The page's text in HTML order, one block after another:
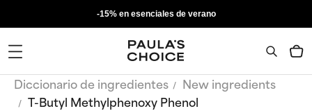
-15% en esenciales de verano
Diccionario de ingredientes
New ingredients
T-Butyl Methylphenoxy Phenol